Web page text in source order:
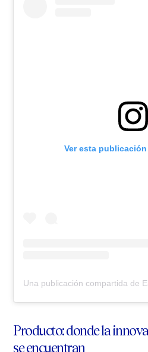
Ver esta
Producto: donde la
se encuentran